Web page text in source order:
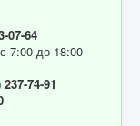
07-64
7:00 до 18:00
237-74-91